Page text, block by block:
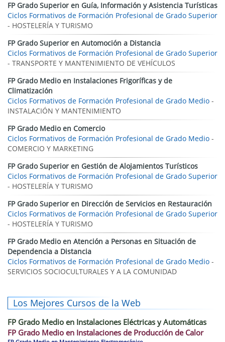
FP Grado Superior en Guía, Información y Asistencia Turísticas
Ciclos Formativos de Formación Profesional de Grado Superior
- HOSTELERÍA Y TURISMO
FP Grado Superior en Automoción a Distancia
Ciclos Formativos de Formación Profesional de Grado Superior
- TRANSPORTE Y MANTENIMIENTO DE VEHÍCULOS
FP Grado Medio en Instalaciones Frigoríficas y de
Climatización
Ciclos Formativos de Formación Profesional de Grado Medio -
INSTALACIÓN Y MANTENIMIENTO
FP Grado Medio en Comercio
Ciclos Formativos de Formación Profesional de Grado Medio -
COMERCIO Y MARKETING
FP Grado Superior en Gestión de Alojamientos Turísticos
Ciclos Formativos de Formación Profesional de Grado Superior
- HOSTELERÍA Y TURISMO
FP Grado Superior en Dirección de Servicios en Restauración
Ciclos Formativos de Formación Profesional de Grado Superior
- HOSTELERÍA Y TURISMO
FP Grado Medio en Atención a Personas en Situación de
Dependencia a Distancia
Ciclos Formativos de Formación Profesional de Grado Medio -
SERVICIOS SOCIOCULTURALES Y A LA COMUNIDAD
Los Mejores Cursos de la Web
FP Grado Medio en Instalaciones Eléctricas y Automáticas
FP Grado Medio en Instalaciones de Producción de Calor